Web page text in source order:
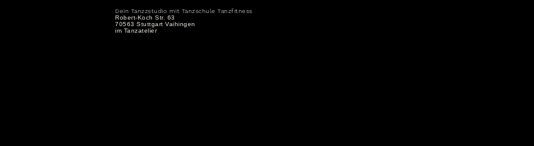
Dein Tanzzstudio mit Tanzschule Tanzfitness
Robert-Koch Str. 63
70563 Stuttgart Vaihingen
im Tanzatelier